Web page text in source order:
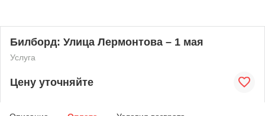
Билборд: Улица Лермонтова – 1 мая
Услуга
Цену уточняйте